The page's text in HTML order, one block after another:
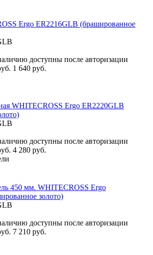
Ergo ER2216GLB (брашированное
доступны после авторизации
1 640 руб.
WHITECROSS Ergo ER2220GLB
доступны после авторизации
4 280 руб.
450 мм. WHITECROSS Ergo
золото)
доступны после авторизации
7 210 руб.